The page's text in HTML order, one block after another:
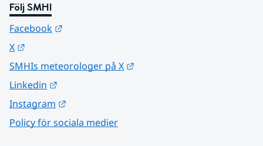
Följ SMHI
Facebook
X
SMHIs meteorologer på X
Linkedin
Instagram
Policy för sociala medier